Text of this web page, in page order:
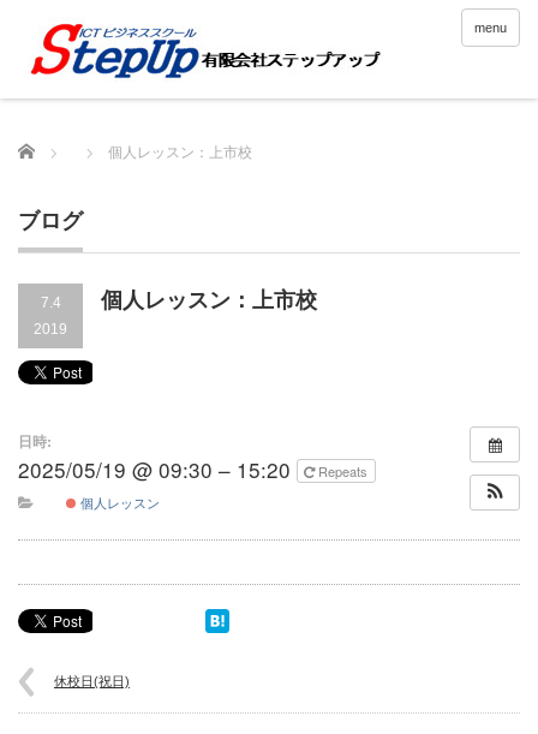
menu
Home 個人レッスン：上市校
ブログ
7.4
2019
個人レッスン：上市校
日時:
2025/05/19 @ 09:30 – 15:20
Repeats
個人レッスン
休校日(祝日)